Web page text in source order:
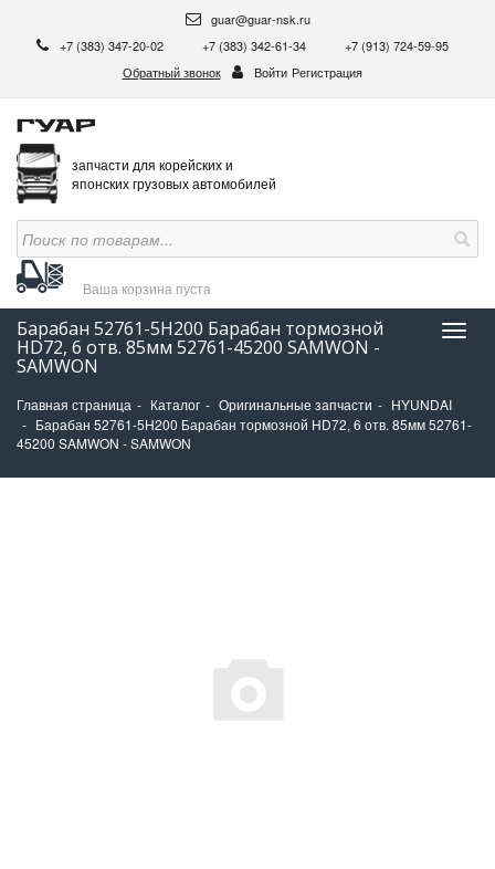
guar@guar-nsk.ru
+7 (383) 347-20-02
+7 (383) 342-61-34
+7 (913) 724-59-95
Обратный звонок
Войти Регистрация
запчасти для корейских и
японских грузовых автомобилей
Ваша корзина пуста
Барабан 52761-5H200 Барабан тормозной
HD72, 6 отв. 85мм 52761-45200 SAMWON -
SAMWON
Главная страница Каталог Оригинальные запчасти
HYUNDAI
Барабан 52761-5H200 Барабан тормозной HD72, 6 отв. 85мм 52761-
45200 SAMWON - SAMWON